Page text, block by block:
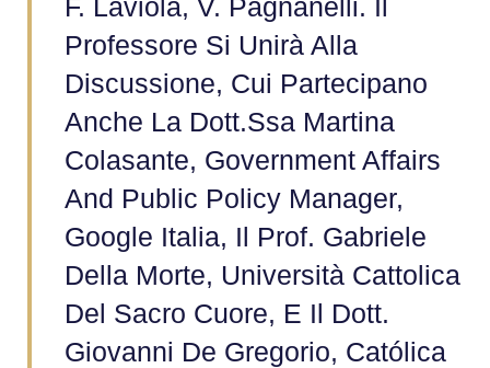
F. Laviola, V. Pagnanelli. Il
Professore Si Unirà Alla
Discussione, Cui Partecipano
Anche La Dott.ssa Martina
Colasante, Government Affairs
And Public Policy Manager,
Google Italia, Il Prof. Gabriele
Della Morte, Università Cattolica
Del Sacro Cuore, E Il Dott.
Giovanni De Gregorio, Católica